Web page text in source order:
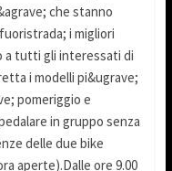
che stanno
i migliori
a tutti gli interessati di
i modelli pi&ugrave;
pomeriggio e
in gruppo senza
delle due bike
aperte).Dalle ore 9.00